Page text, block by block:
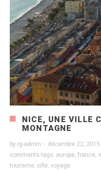
NICE, UNE VILLE
MONTAGNE
by rg-admin · décembre 22, 2015
comments tags: europe, france,
tourisme, ville, voyage